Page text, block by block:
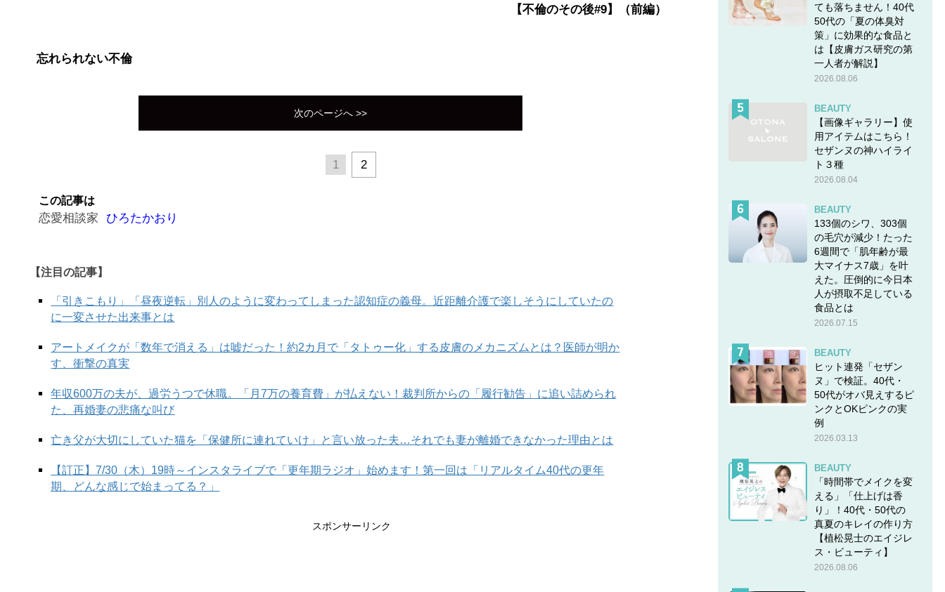
【不倫のその後#9】（前編）
忘れられない不倫
次のページへ >>
1 2
この記事は
恋愛相談家 ひろたかおり
【注目の記事】
「引きこもり」「昼夜逆転」別人のように変わってしまった認知症の義母。近距離介護で楽しそうにしていたの
に一変させた出来事とは
アートメイクが「数年で消える」は嘘だった！約2カ月で「タトゥー化」する皮膚のメカニズムとは？医師が明か
す、衝撃の真実
年収600万の夫が、過労うつで休職。「月7万の養育費」が払えない！裁判所からの「履行勧告」に追い詰められ
た、再婚妻の悲痛な叫び
亡き父が大切にしていた猫を「保健所に連れていけ」と言い放った夫…それでも妻が離婚できなかった理由とは
【訂正】7/30（木）19時～インスタライブで「更年期ラジオ」始めます！第一回は「リアルタイム40代の更年
期、どんな感じで始まってる？」
スポンサーリンク
ても落ちません！40代
50代の「夏の体臭対
策」に効果的な食品と
は【皮膚ガス研究の第
一人者が解説】
2026.08.06
BEAUTY
【画像ギャラリー】使
用アイテムはこちら！
セザンヌの神ハイライ
ト３種
2026.08.04
BEAUTY
133個のシワ、303個
の毛穴が減少！たった
6週間で「肌年齢が最
大マイナス7歳」を叶
えた。圧倒的に今日本
人が摂取不足している
食品とは
2026.07.15
BEAUTY
ヒット連発「セザン
ヌ」で検証。40代・
50代がオバ見えするピ
ンクとOKピンクの実
例
2026.03.13
BEAUTY
「時間帯でメイクを変
える」「仕上げは香
り」！40代・50代の
真夏のキレイの作り方
【植松晃士のエイジレ
ス・ビューティ】
2026.08.06